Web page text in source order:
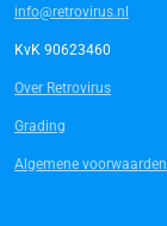
info@retrovirus.nl
KvK 90623460
Over Retrovirus
Grading
Algemene voorwaarden